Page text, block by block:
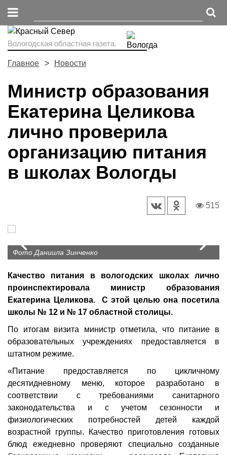
Вологодская областная газета.
Главное Новости
Министр образования
Екатерина Целикова
лично проверила
организацию питания
в школах Вологды
515
Фото Даниила Зинченко
Качество питания в вологодских школах лично
проинспектировала министр образования
Екатерина Целикова. С этой целью она посетила
школы № 12 и № 17 областной столицы.
По итогам визита министр отметила, что питание в
образовательных учреждениях предоставляется в
штатном режиме.
«Питание предоставляется по цикличному
десятидневному меню, которое разработано в
соответствии с требованиями санитарного
законодательства и с учетом сезонности и
физиологических потребностей детей каждой
возрастной группы. Качество приготовления готовых
блюд ежедневно проверяют специально созданные